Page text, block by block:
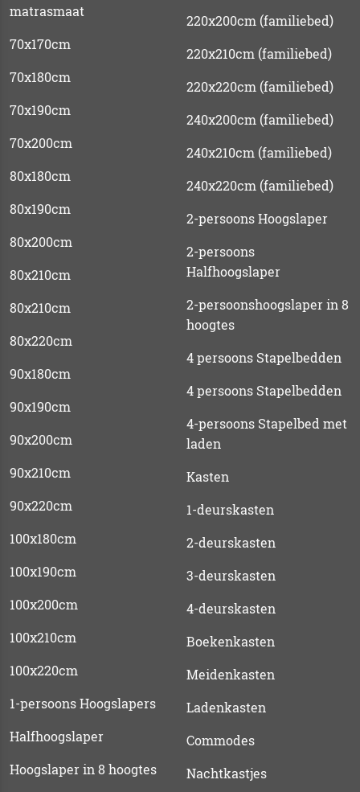
matrasmaat
70x170cm
70x180cm
70x190cm
70x200cm
80x180cm
80x190cm
80x200cm
80x210cm
80x210cm
80x220cm
90x180cm
90x190cm
90x200cm
90x210cm
90x220cm
100x180cm
100x190cm
100x200cm
100x210cm
100x220cm
1-persoons Hoogslapers
Halfhoogslaper
Hoogslaper in 8 hoogtes
220x200cm (familiebed)
220x210cm (familiebed)
220x220cm (familiebed)
240x200cm (familiebed)
240x210cm (familiebed)
240x220cm (familiebed)
2-persoons Hoogslaper
2-persoons
Halfhoogslaper
2-persoonshoogslaper in 8
hoogtes
4 persoons Stapelbedden
4 persoons Stapelbedden
4-persoons Stapelbed met
laden
Kasten
1-deurskasten
2-deurskasten
3-deurskasten
4-deurskasten
Boekenkasten
Meidenkasten
Ladenkasten
Commodes
Nachtkastjes